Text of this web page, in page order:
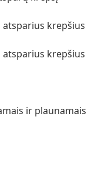
atsparius krepšius
atsparius krepšius
ir plaunamais